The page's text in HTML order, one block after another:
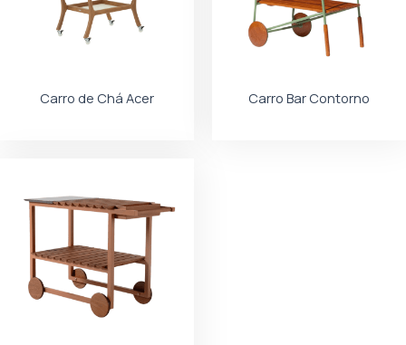
Carro de Chá Acer Carro Bar Contorno